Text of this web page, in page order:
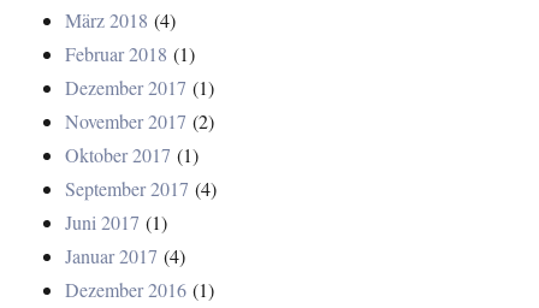
März 2018 (4)
Februar 2018 (1)
Dezember 2017 (1)
November 2017 (2)
Oktober 2017 (1)
September 2017 (4)
Juni 2017 (1)
Januar 2017 (4)
Dezember 2016 (1)